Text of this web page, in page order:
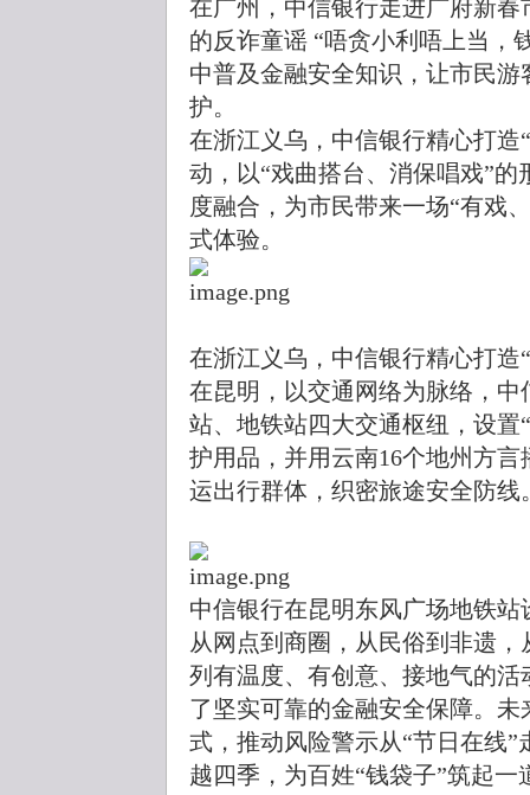
在广州，中信银行走进广府新
的反诈童谣 “唔贪小利唔上当，
中普及金融安全知识，让市民
护。
在浙江义乌，中信银行精心打造
动，以“戏曲搭台、消保唱戏”
度融合，为市民带来一场“有戏
式体验。
在浙江义乌，中信银行精心打造
在昆明，以交通网络为脉络，
站、地铁站四大交通枢纽，设
护用品，并用云南16个地州方
运出行群体，织密旅途安全防线
中信银行在昆明东风广场地铁站
从网点到商圈，从民俗到非遗
列有温度、有创意、接地气的
了坚实可靠的金融安全保障。
式，推动风险警示从“节日在线
越四季，为百姓“钱袋子”筑起一